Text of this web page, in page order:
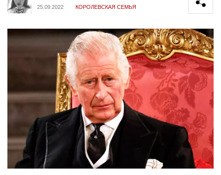
25.09.2022
КОРОЛЕВСКАЯ СЕМЬЯ